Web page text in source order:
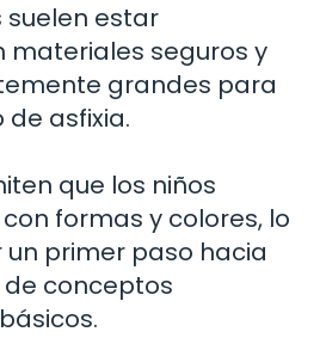
suelen estar
materiales seguros y
grandes para
de asfixia.
que los niños
formas y colores, lo
un primer paso hacia
conceptos